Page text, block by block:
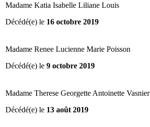
Madame Katia Isabelle Liliane Louis
Décédé(e) le 16 octobre 2019
Madame Renee Lucienne Marie Poisson
Décédé(e) le 9 octobre 2019
Madame Therese Georgette Antoinette Vasnier
Décédé(e) le 13 août 2019